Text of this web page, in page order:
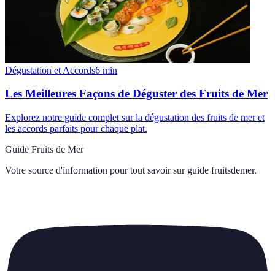
Dégustation et Accords6 min
Les Meilleures Façons de Déguster des Fruits de Mer
Explorez notre guide complet sur la dégustation des fruits de mer et
les accords parfaits pour chaque plat.
Guide Fruits de Mer
Votre source d'information pour tout savoir sur guide fruitsdemer.